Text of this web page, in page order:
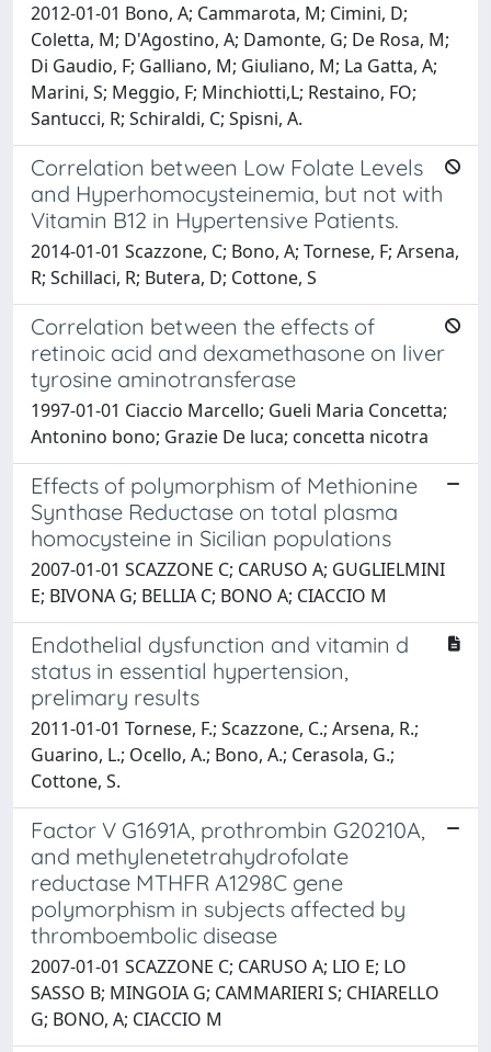
2012-01-01 Bono, A; Cammarota, M; Cimini, D;
Coletta, M; D'Agostino, A; Damonte, G; De Rosa, M;
Di Gaudio, F; Galliano, M; Giuliano, M; La Gatta, A;
Marini, S; Meggio, F; Minchiotti,L; Restaino, FO;
Santucci, R; Schiraldi, C; Spisni, A.
Correlation between Low Folate Levels
and Hyperhomocysteinemia, but not with
Vitamin B12 in Hypertensive Patients.
2014-01-01 Scazzone, C; Bono, A; Tornese, F; Arsena,
R; Schillaci, R; Butera, D; Cottone, S
Correlation between the effects of
retinoic acid and dexamethasone on liver
tyrosine aminotransferase
1997-01-01 Ciaccio Marcello; Gueli Maria Concetta;
Antonino bono; Grazie De luca; concetta nicotra
Effects of polymorphism of Methionine
Synthase Reductase on total plasma
homocysteine in Sicilian populations
2007-01-01 SCAZZONE C; CARUSO A; GUGLIELMINI
E; BIVONA G; BELLIA C; BONO A; CIACCIO M
Endothelial dysfunction and vitamin d
status in essential hypertension,
prelimary results
2011-01-01 Tornese, F.; Scazzone, C.; Arsena, R.;
Guarino, L.; Ocello, A.; Bono, A.; Cerasola, G.;
Cottone, S.
Factor V G1691A, prothrombin G20210A,
and methylenetetrahydrofolate
reductase MTHFR A1298C gene
polymorphism in subjects affected by
thromboembolic disease
2007-01-01 SCAZZONE C; CARUSO A; LIO E; LO
SASSO B; MINGOIA G; CAMMARIERI S; CHIARELLO
G; BONO, A; CIACCIO M